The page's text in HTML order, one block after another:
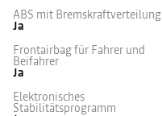
ABS mit Bremskraftverteilung
Ja
Frontairbag für Fahrer und
Beifahrer
Ja
Elektronisches
Stabilitätsprogramm